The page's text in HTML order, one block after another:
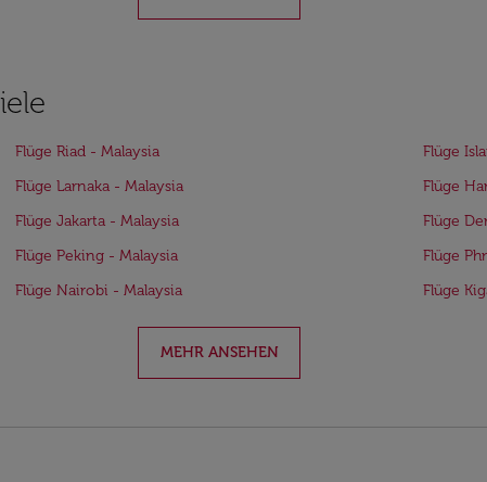
Flüge Riad - Malaysia
Flüge
Flüge Larnaka - Malaysia
Flüge
Flüge Jakarta - Malaysia
Flüge
Flüge Peking - Malaysia
Flüge
Flüge Nairobi - Malaysia Flüge
MEHR ANSEHEN